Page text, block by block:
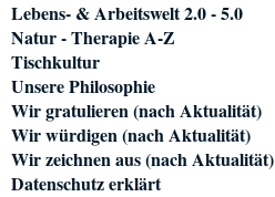
Lebens- & Arbeitswelt 2.0 - 5.0
Natur - Therapie A-Z
Tischkultur
Unsere Philosophie
Wir gratulieren (nach Aktualität)
Wir würdigen (nach Aktualität)
Wir zeichnen aus (nach Aktualität)
Datenschutz erklärt